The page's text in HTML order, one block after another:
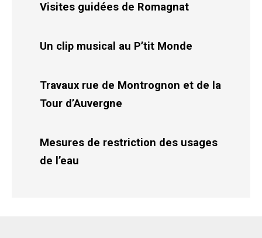
Visites guidées de Romagnat
Un clip musical au P’tit Monde
Travaux rue de Montrognon et de la
Tour d’Auvergne
Mesures de restriction des usages
de l’eau